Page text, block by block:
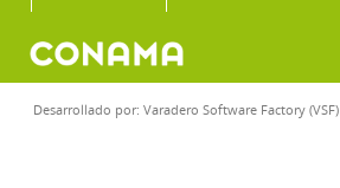
Desarrollado por: Varadero Software Factory (VSF)